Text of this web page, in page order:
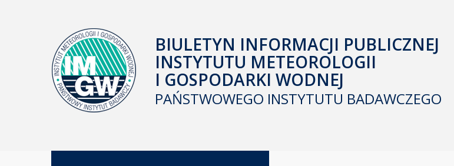
BIULETYN INFORMACJI PUBLICZNEJ
INSTYTUTU METEOROLOGII
I GOSPODARKI WODNEJ
PAŃSTWOWEGO INSTYTUTU BADAWCZEGO